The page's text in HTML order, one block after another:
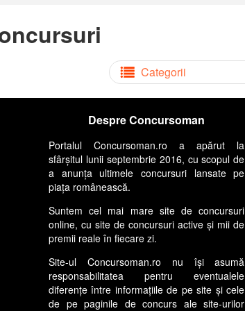
Categorii
Despre Concursoman
Portalul Concursoman.ro a apărut la
sfârșitul lunii septembrie 2016, cu scopul de
a anunța ultimele concursuri lansate pe
piața românească.
Suntem cel mai mare site de concursuri
online, cu site de concursuri active și mii de
premii reale în fiecare zi.
Site-ul Concursoman.ro nu își asumă
responsabilitatea pentru eventualele
diferențe între informațiile de pe site și cele
de pe paginile de concurs ale site-urilor